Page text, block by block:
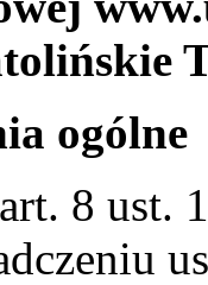
ogólne
8 ust.